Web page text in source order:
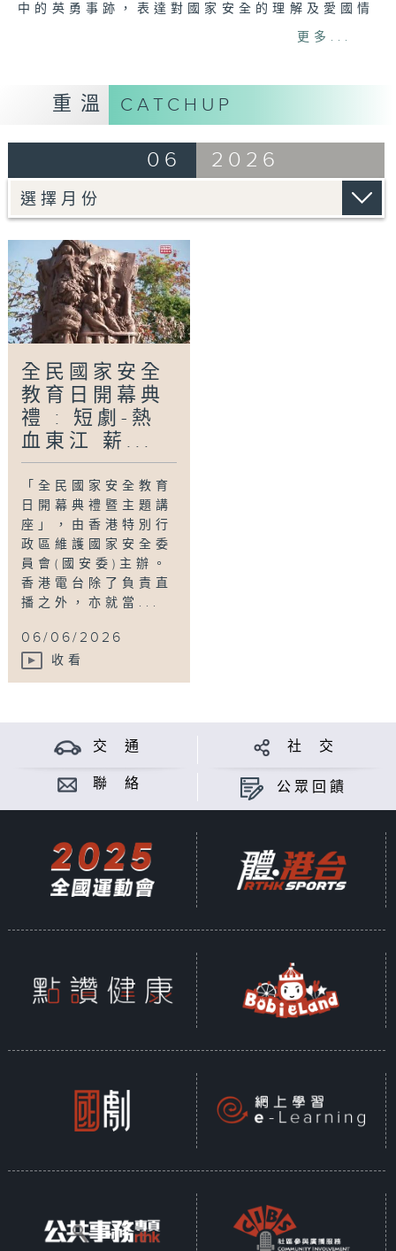
中的英勇事跡，表達對國家安全的理解及愛國情
懷。節目旨在提升市民的國家安全意識，並以深
Tag: National Security,熱血東江 薪火相
全民國家安全教育日開幕典禮
更多...
重溫 CATCHUP
06 2026
全民國家安全
教育日開幕典
禮 : 短劇-熱
血東江 薪...
「全民國家安全教育
日開幕典禮暨主題講
座」，由香港特別行
政區維護國家安全委
員會(國安委)主辦。
香港電台除了負責直
播之外，亦就當...
06/06/2026
收看
交 通 社 交
聯 絡 公眾回饋